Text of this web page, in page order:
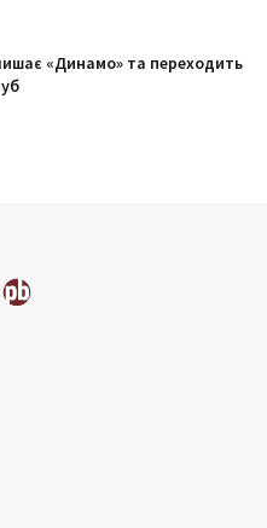
«Динамо» та переходить